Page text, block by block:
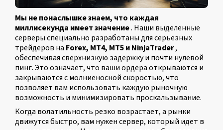
Мы не понаслышке знаем, что каждая
миллисекунда имеет значение. Наши выделенные
серверы специально разработаны для серьезных
трейдеров на Forex, MT4, MT5 и NinjaTrader,
обеспечивая сверхнизкую задержку и почти нулевой
пинг. Это означает, что ваши ордера открываются и
закрываются с молниеносной скоростью, что
позволяет вам использовать каждую рыночную
возможность и минимизировать проскальзывание.
Когда волатильность резко возрастает, а рынки
движутся быстро, вам нужен сервер, который идет в